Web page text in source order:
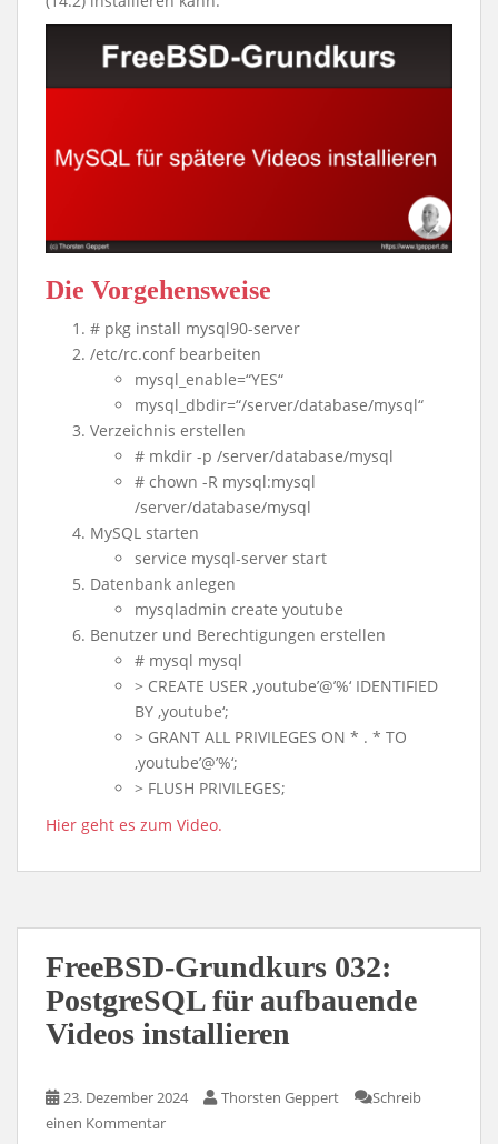
Die Vorgehensweise
# pkg install mysql90-server
/etc/rc.conf bearbeiten
mysql_enable=“YES“
mysql_dbdir=“/server/database/mysql“
Verzeichnis erstellen
# mkdir -p /server/database/mysql
# chown -R mysql:mysql
/server/database/mysql
MySQL starten
service mysql-server start
Datenbank anlegen
mysqladmin create youtube
Benutzer und Berechtigungen erstellen
# mysql mysql
> CREATE USER ‚youtube’@’%‘ IDENTIFIED
BY ‚youtube‘;
> GRANT ALL PRIVILEGES ON * . * TO
‚youtube’@’%‘;
> FLUSH PRIVILEGES;
Hier geht es zum Video.
FreeBSD-Grundkurs 032:
PostgreSQL für aufbauende
Videos installieren
23. Dezember 2024 Thorsten Geppert
Schreib
einen Kommentar